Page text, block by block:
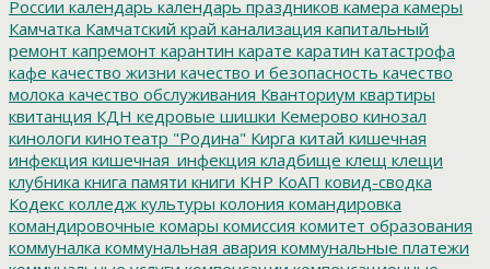
России календарь календарь праздников камера камеры
Камчатка Камчатский край канализация капитальный
ремонт капремонт карантин карате каратин катастрофа
кафе качество жизни качество и безопасность качество
молока качество обслуживания Кванториум квартиры
квитанция КДН кедровые шишки Кемерово кинозал
кинологи кинотеатр "Родина" Кирга китай кишечная
инфекция кишечная_инфекция кладбище клещ клещи
клубника книга памяти книги КНР КоАП ковид-сводка
Кодекс колледж культуры колония командировка
командировочные комары комиссия комитет образования
коммуналка коммунальная авария коммунальные платежи